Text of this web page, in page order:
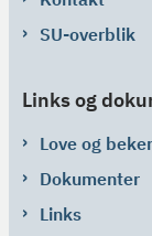
SU-overblik
Links og
Love og
Dokumenter
Links